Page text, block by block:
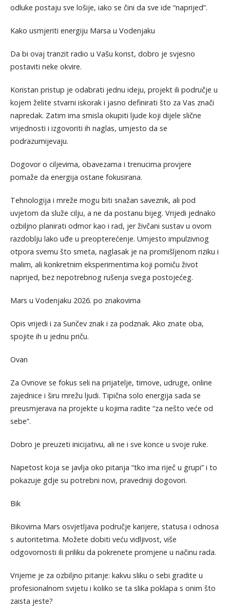
odluke postaju sve lošije, iako se čini da sve ide “naprijed”.
Kako usmjeriti energiju Marsa u Vodenjaku
Da bi ovaj tranzit radio u Vašu korist, dobro je svjesno
postaviti neke okvire.
Koristan pristup je odabrati jednu ideju, projekt ili područje u
kojem želite stvarni iskorak i jasno definirati što za Vas znači
napredak. Zatim ima smisla okupiti ljude koji dijele slične
vrijednosti i izgovoriti ih naglas, umjesto da se
podrazumijevaju.
Dogovor o ciljevima, obavezama i trenucima provjere
pomaže da energija ostane fokusirana.
Tehnologija i mreže mogu biti snažan saveznik, ali pod
uvjetom da služe cilju, a ne da postanu bijeg. Vrijedi jednako
ozbiljno planirati odmor kao i rad, jer živčani sustav u ovom
razdoblju lako uđe u preopterećenje. Umjesto impulzivnog
otpora svemu što smeta, naglasak je na promišljenom riziku i
malim, ali konkretnim eksperimentima koji pomiču život
naprijed, bez nepotrebnog rušenja svega postojećeg.
Mars u Vodenjaku 2026. po znakovima
Opis vrijedi i za Sunčev znak i za podznak. Ako znate oba,
spojite ih u jednu priču.
Ovan
Za Ovnove se fokus seli na prijatelje, timove, udruge, online
zajednice i širu mrežu ljudi. Tipična solo energija sada se
preusmjerava na projekte u kojima radite “za nešto veće od
sebe”.
Dobro je preuzeti inicijativu, ali ne i sve konce u svoje ruke.
Napetost koja se javlja oko pitanja “tko ima riječ u grupi” i to
pokazuje gdje su potrebni novi, pravedniji dogovori.
Bik
Bikovima Mars osvjetljava područje karijere, statusa i odnosa
s autoritetima. Možete dobiti veću vidljivost, više
odgovornosti ili priliku da pokrenete promjene u načinu rada.
Vrijeme je za ozbiljno pitanje: kakvu sliku o sebi gradite u
profesionalnom svijetu i koliko se ta slika poklapa s onim što
zaista jeste?